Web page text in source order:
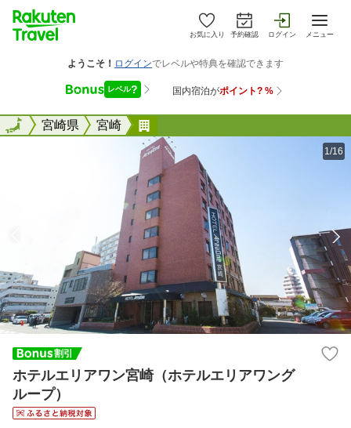
お気に入り 予約確認 ログイン メニュー
全国宮崎県 宮崎
全国
1/16
ホテルエリアワン宮崎（ホテルエリアワング
ループ）